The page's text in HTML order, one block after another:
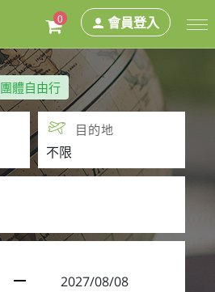
0 會員登入
團體自由行
目的地